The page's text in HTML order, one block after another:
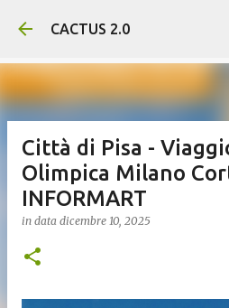
Passa ai
CACTUS 2.0
Città di Pisa -
Olimpica Milano
INFORMART
in data dicembre 10, 2025